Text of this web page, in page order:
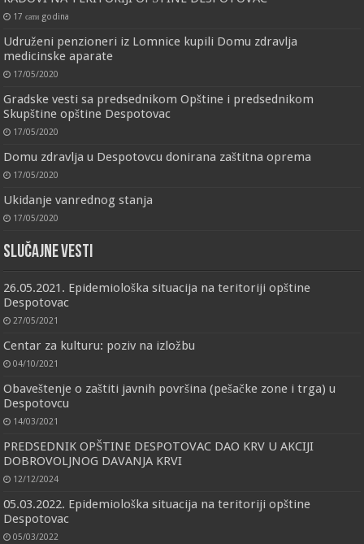
17 сати godina
Udruženi penzioneri iz Lomnice kupili Domu zdravlja
medicinske aparate
17/05/2020
Gradske vesti sa predsednikom Opštine i predsednikom
Skupštine opštine Despotovac
17/05/2020
Domu zdravlja u Despotovcu donirana zaštitna oprema
17/05/2020
Ukidanje vanrednog stanja
17/05/2020
Slučajne vesti
26.05.2021. Epidemiološka situacija na teritoriji opštine
Despotovac
27/05/2021
Centar za kulturu: poziv na izložbu
04/10/2021
Obaveštenje o zaštiti javnih površina (pešačke zone i trga) u
Despotovcu
14/03/2021
PREDSEDNIK OPŠTINE DESPOTOVAC DAO KRV U AKCIJI
DOBROVOLJNOG DAVANJA KRVI
12/12/2024
05.03.2022. Epidemiološka situacija na teritoriji opštine
Despotovac
05/03/2022